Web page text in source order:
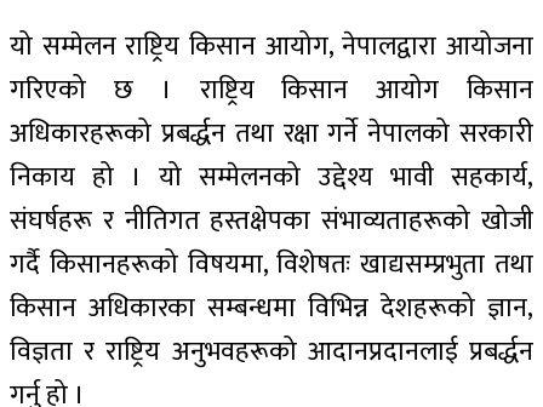
यो सम्मेलन राष्ट्रिय किसान आयोग, नेपालद्वारा आयोजना
गरिएको छ । राष्ट्रिय किसान आयोग किसान
अधिकारहरूको प्रबर्द्धन तथा रक्षा गर्ने नेपालको सरकारी
निकाय हो । यो सम्मेलनको उद्देश्य भावी सहकार्य,
संघर्षहरू र नीतिगत हस्तक्षेपका संभाव्यताहरूको खोजी
गर्दै किसानहरूको विषयमा, विशेषतः खाद्यसम्प्रभुता तथा
किसान अधिकारका सम्बन्धमा विभिन्न देशहरूको ज्ञान,
विज्ञता र राष्ट्रिय अनुभवहरूको आदानप्रदानलाई प्रबर्द्धन
गर्नु हो ।